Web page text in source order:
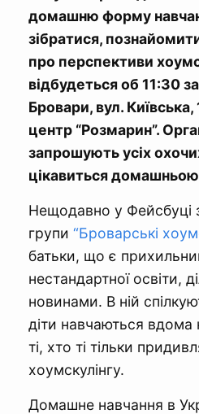
домашню форму
зібратися,
про перспективи
відбудеться об 11:30
Бровари, вул. Київська,
центр “Розмарин”.
запрошують усіх
цікавиться
Нещодавно у Фейсбуці
групи “Броварські
батьки, що є
нестандартної освіти,
новинами. В ній
діти навчаються вдома
ті, хто ті тільки
хоумскулінгу.
Домашне навчання в